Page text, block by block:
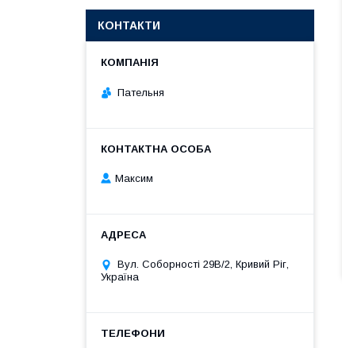
КОНТАКТИ
Пательня
Максим
Вул. Соборності 29В/2, Кривий Ріг,
Україна